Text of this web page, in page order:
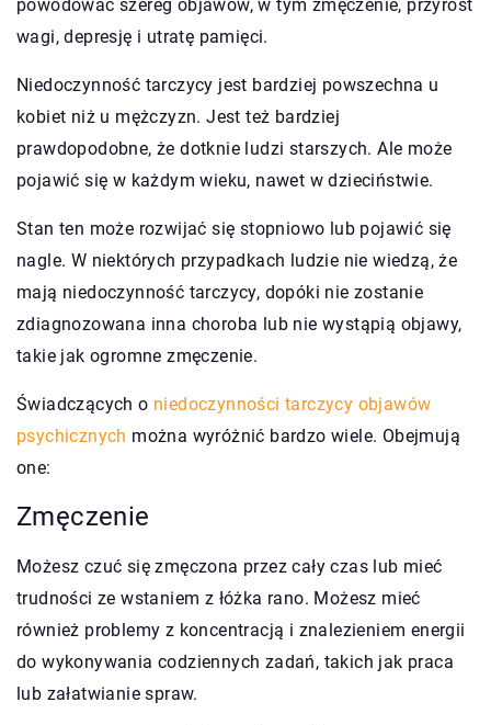
powodować szereg objawów, w tym zmęczenie, przyrost
wagi, depresję i utratę pamięci.
Niedoczynność tarczycy jest bardziej powszechna u
kobiet niż u mężczyzn. Jest też bardziej
prawdopodobne, że dotknie ludzi starszych. Ale może
pojawić się w każdym wieku, nawet w dzieciństwie.
Stan ten może rozwijać się stopniowo lub pojawić się
nagle. W niektórych przypadkach ludzie nie wiedzą, że
mają niedoczynność tarczycy, dopóki nie zostanie
zdiagnozowana inna choroba lub nie wystąpią objawy,
takie jak ogromne zmęczenie.
Świadczących o niedoczynności tarczycy objawów
psychicznych można wyróżnić bardzo wiele. Obejmują
one:
Zmęczenie
Możesz czuć się zmęczona przez cały czas lub mieć
trudności ze wstaniem z łóżka rano. Możesz mieć
również problemy z koncentracją i znalezieniem energii
do wykonywania codziennych zadań, takich jak praca
lub załatwianie spraw.